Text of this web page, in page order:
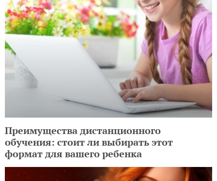
Преимущества дистанционного
обучения: стоит ли выбирать этот
формат для вашего ребенка